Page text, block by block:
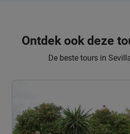
Ontdek ook deze
De beste tours in